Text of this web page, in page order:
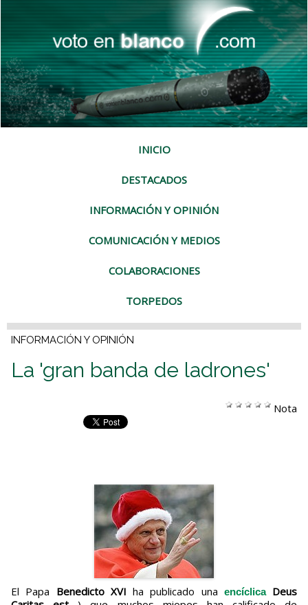
INICIO
DESTACADOS
INFORMACIÓN Y OPINIÓN
COMUNICACIÓN Y MEDIOS
COLABORACIONES
TORPEDOS
INFORMACIÓN Y OPINIÓN
La 'gran banda de ladrones'
Nota
El Papa Benedicto XVI ha publicado una encíclica
Deus